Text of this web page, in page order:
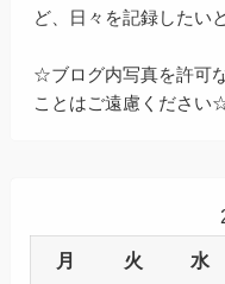
ど、日々を記録したい
☆ブログ内写真を許可
ことはご遠慮ください
月 火 水